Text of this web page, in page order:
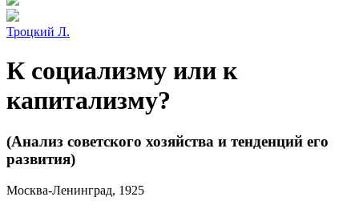
Троцкий Л.
К социализму или к
капитализму?
(Анализ советского хозяйства и тенденций его
развития)
Москва-Ленинград, 1925